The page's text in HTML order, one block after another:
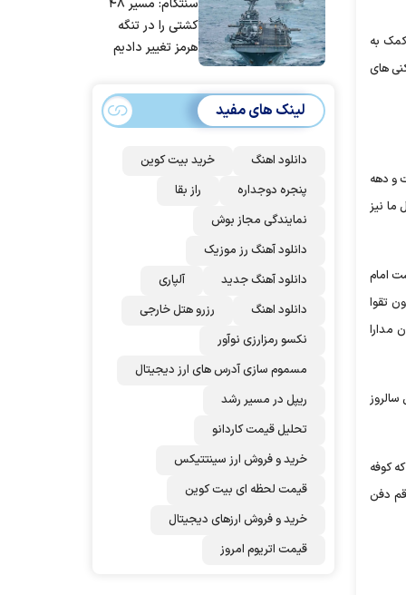
کمک به
های
و دهه
نیز
امام
تقوا
مدارا
کوفه
دفن
مردم ایران استسنتکام: مسیر ۴۸
کشتی را در تنگه
هرمز تغییر دادیم
لینک های مفید
دانلود اهنگ
خرید بیت کوین
پنجره دوجداره
راز بقا
نمایندگی مجاز بوش
دانلود آهنگ رز‌ موزیک
دانلود آهنگ جدید
آلپاری
دانلود اهنگ
رزرو هتل خارجی
نکسو رمزارزی نوآور
مسموم سازی آدرس های ارز دیجیتال
ریپل در مسیر رشد
تحلیل قیمت کاردانو
خرید و فروش ارز سینتتیکس
قیمت لحظه ای بیت کوین
خرید و فروش ارزهای دیجیتال
قیمت اتریوم امروز